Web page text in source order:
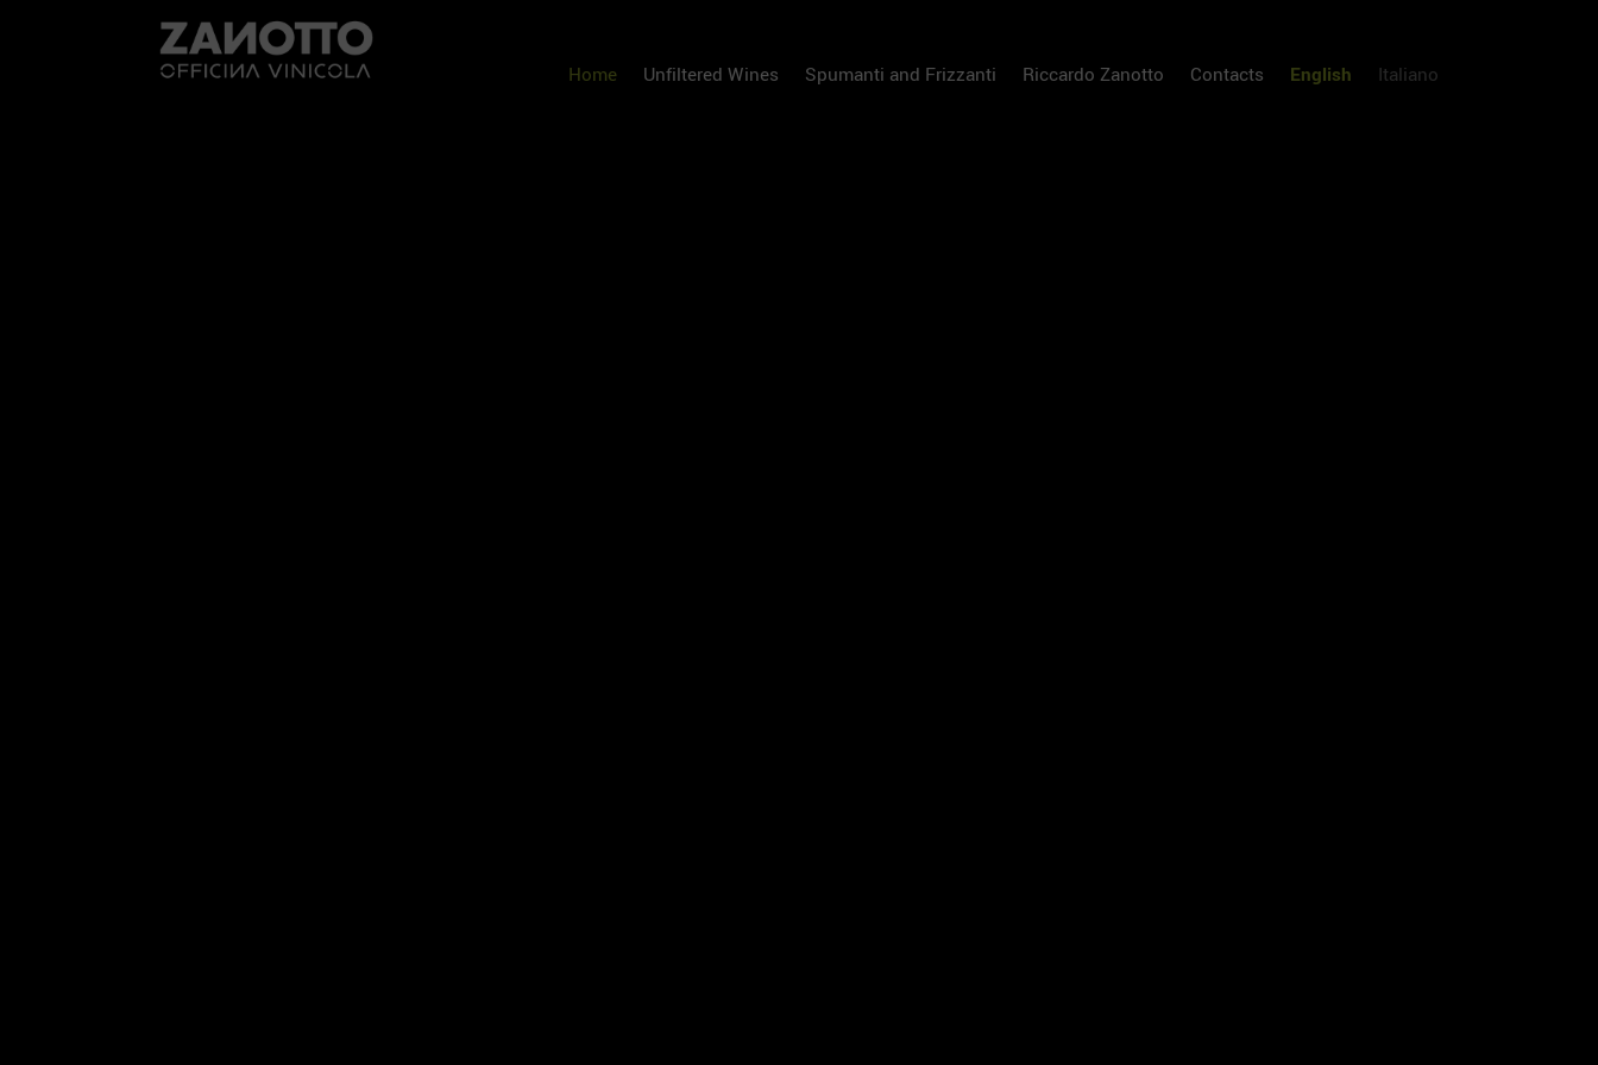
Home Unfiltered Wines Spumanti and Frizzanti Riccardo Zanotto Contacts English Italiano